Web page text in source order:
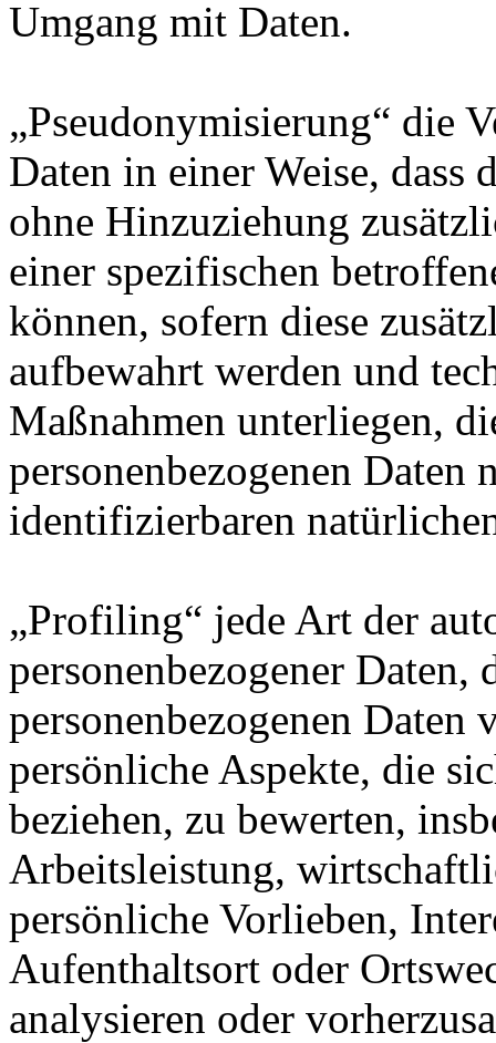
Umgang mit Daten.
„Pseudonymisierung“ die
Daten in einer Weise, dass
ohne Hinzuziehung
einer spezifischen
können, sofern diese
aufbewahrt werden und
Maßnahmen unterliegen,
personenbezogenen
identifizierbaren
„Profiling“ jede Art der
personenbezogener Daten,
personenbezogenen Daten
persönliche Aspekte, die
beziehen, zu bewerten,
Arbeitsleistung,
persönliche Vorlieben,
Aufenthaltsort oder
analysieren oder